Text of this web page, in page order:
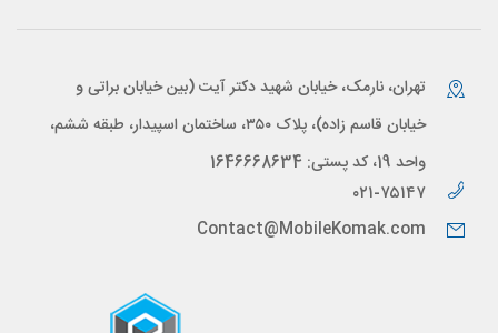
تهران، نارمک، خیابان شهید دکتر آیت (بین خیابان براتی و
خیابان قاسم زاده)، پلاک ۳۵۰، ساختمان اسپیدار، طبقه ششم،
واحد 19، کد پستی: 1646668634
۰۲۱-۷۵۱۴۷
Contact@MobileKomak.com